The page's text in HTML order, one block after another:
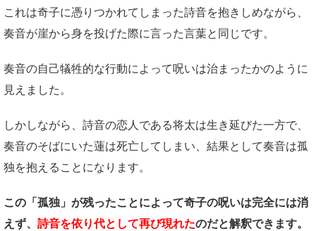
これは奇子に憑りつかれてしまった詩音を抱きしめながら、
奏音が崖から身を投げた際に言った言葉と同じです。
奏音の自己犠牲的な行動によって呪いは治まったかのように
見えました。
しかしながら、詩音の恋人である将太は生き延びた一方で、
奏音のそばにいた蓮は死亡してしまい、結果として奏音は孤
独を抱えることになります。
この「孤独」が残ったことによって奇子の呪いは完全には消
えず、 詩音を依り代として再び現れたのだと解釈できます。